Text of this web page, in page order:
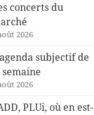
concerts du
2026
subjectif de
2026
PLUi, où en est-